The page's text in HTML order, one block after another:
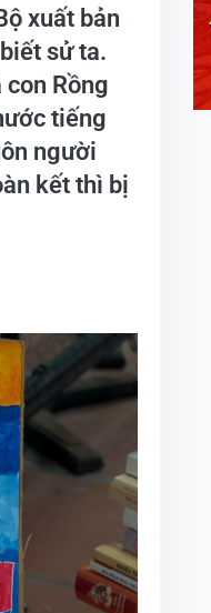
xuất bản
sử ta.
Rồng
tiếng
người
kết thì bị